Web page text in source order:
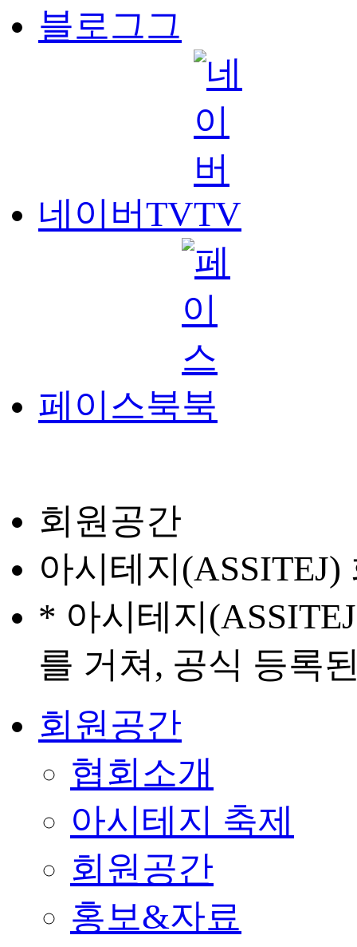
블로그
네이버TV
페이스북
회원공간
아시테지
* 아시테지
를 거쳐, 공식 등록
회원공간
협회소개
아시테지 축제
회원공간
홍보&자료